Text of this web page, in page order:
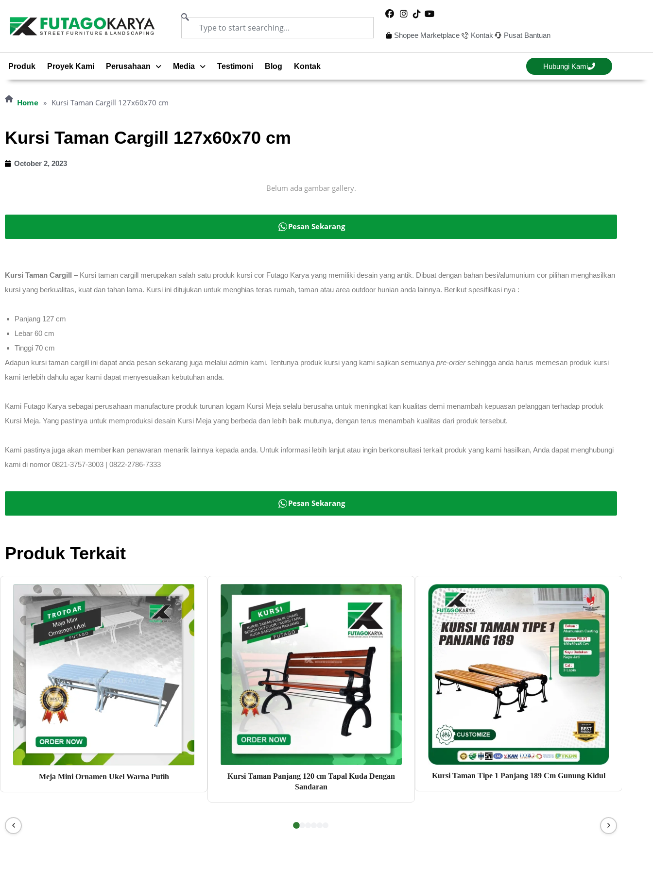
Shopee Marketplace Kontak Pusat Bantuan
Produk Proyek Kami Perusahaan Media Testimoni Blog Kontak Hubungi Kami
Home » Kursi Taman Cargill 127x60x70 cm
Kursi Taman Cargill 127x60x70 cm
October 2, 2023
Belum ada gambar gallery.
Pesan Sekarang
Kursi Taman Cargill – Kursi taman cargill merupakan salah satu produk kursi cor Futago Karya yang memiliki desain yang antik. Dibuat dengan bahan besi/alumunium cor pilihan menghasilkan
kursi yang berkualitas, kuat dan tahan lama. Kursi ini ditujukan untuk menghias teras rumah, taman atau area outdoor hunian anda lainnya. Berikut spesifikasi nya :
Panjang 127 cm
Lebar 60 cm
Tinggi 70 cm
Adapun kursi taman cargill ini dapat anda pesan sekarang juga melalui admin kami. Tentunya produk kursi yang kami sajikan semuanya pre-ordersehingga anda harus memesan produk kursi
kami terlebih dahulu agar kami dapat menyesuaikan kebutuhan anda.
Kami Futago Karya sebagai perusahaan manufacture produk turunan logam Kursi Meja selalu berusaha untuk meningkat kan kualitas demi menambah kepuasan pelanggan terhadap produk
Kursi Meja. Yang pastinya untuk memproduksi desain Kursi Meja yang berbeda dan lebih baik mutunya, dengan terus menambah kualitas dari produk tersebut.
Kami pastinya juga akan memberikan penawaran menarik lainnya kepada anda. Untuk informasi lebih lanjut atau ingin berkonsultasi terkait produk yang kami hasilkan, Anda dapat menghubungi
kami di nomor 0821-3757-3003 | 0822-2786-7333
Pesan Sekarang
Produk Terkait
Meja Mini Ornamen Ukel Warna Putih
Kursi Taman Panjang 120 cm Tapal Kuda Dengan
Sandaran
Kursi Taman Tipe 1 Panjang 189 Cm Gunung Kidul